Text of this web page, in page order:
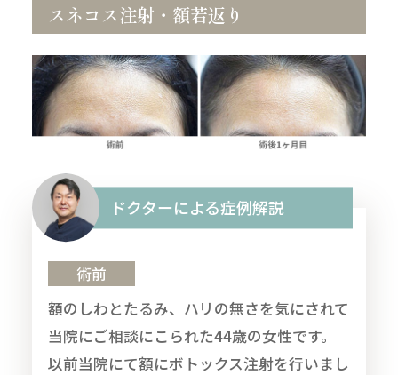
スネコス注射・額若返り
ドクターによる症例解説
術前
額のしわとたるみ、ハリの無さを気にされて
当院にご相談にこられた44歳の女性です。
以前当院にて額にボトックス注射を行いまし